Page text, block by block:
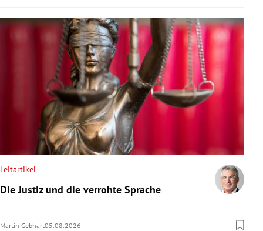
Leitartikel
Die Justiz und die verrohte Sprache
Martin Gebhart05.08.2026